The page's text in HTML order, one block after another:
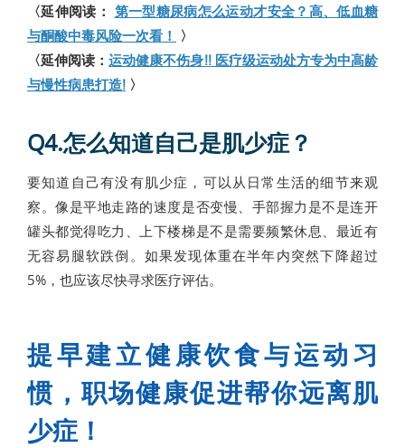
〈延伸阅读： 第一型糖尿病怎么运动才安全？高、低血糖
与酮酸中毒风险一次看！ 〉
〈延伸阅读：运动健康不伤身!! 医疗级运动处方专为中高龄
与慢性病患打造! 〉
Q4.怎么知道自己是肌少症？
要知道自己有没有肌少症，可以从日常生活的细节来观
察。像是平地走路的速度是否变慢、手部握力是不是连开
罐头都觉得吃力、上下楼梯是不是需要频繁休息、最近有
无容易腿软跌倒。如果发现体重在半年内突然下降超过
5%，也应该尽快寻求医疗评估。
提早建立健康饮食与运动习
惯，职场健康促进帮你远离肌
少症！